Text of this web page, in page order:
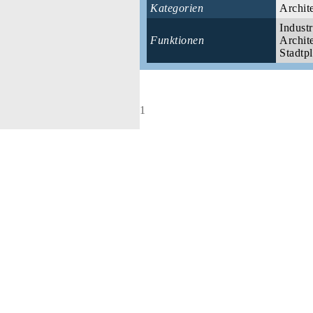
Kategorien
Funktionen
1